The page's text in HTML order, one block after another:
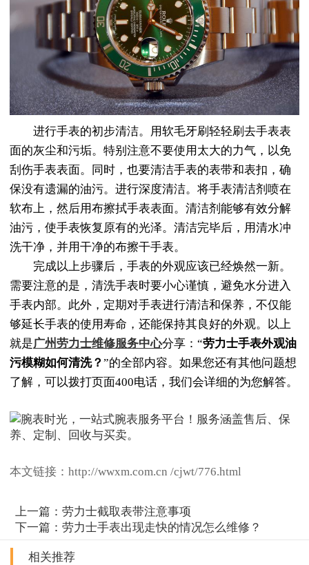
进行手表的初步清洁。用软毛牙刷轻轻刷去手表表
面的灰尘和污垢。特别注意不要使用太大的力气，以免
刮伤手表表面。同时，也要清洁手表的表带和表扣，确
保没有遗漏的油污。进行深度清洁。将手表清洁剂喷在
软布上，然后用布擦拭手表表面。清洁剂能够有效分解
油污，使手表恢复原有的光泽。清洁完毕后，用清水冲
洗干净，并用干净的布擦干手表。
完成以上步骤后，手表的外观应该已经焕然一新。
需要注意的是，清洗手表时要小心谨慎，避免水分进入
手表内部。此外，定期对手表进行清洁和保养，不仅能
够延长手表的使用寿命，还能保持其良好的外观。以上
就是广州劳力士维修服务中心分享：“劳力士手表外观油
污模糊如何清洗？ ”的全部内容。如果您还有其他问题想
了解，可以拨打页面400电话，我们会详细的为您解答。
本文链接：http://wwxm.com.cn /cjwt/776.html
上一篇：劳力士截取表带注意事项
下一篇：劳力士手表出现走快的情况怎么维修？
相关推荐